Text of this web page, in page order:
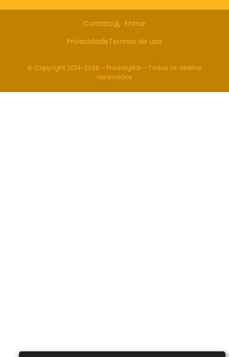
Contato
Entrar
PrivacidadeTermos de uso
© Copyright 2014-2026 – Proddigital – Todos os direitos
reservados